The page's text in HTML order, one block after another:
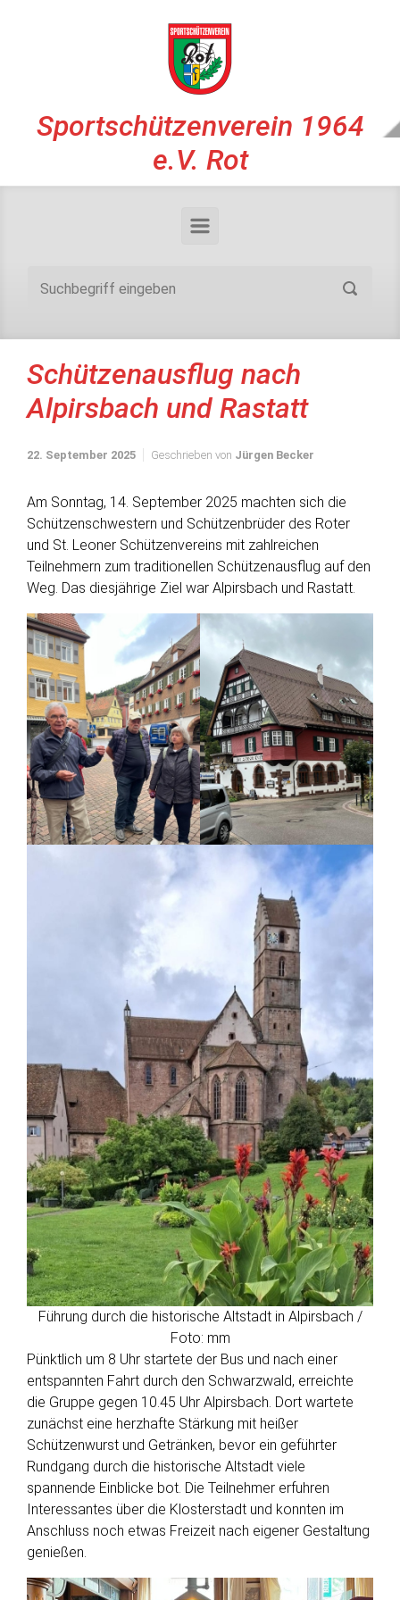
Zum Hauptinhalt springen
Sportschützenverein 1964
e.V. Rot
Schützenausflug nach
Alpirsbach und Rastatt
22. September 2025 Geschrieben von Jürgen Becker
Am Sonntag, 14. September 2025 machten sich die
Schützenschwestern und Schützenbrüder des Roter
und St. Leoner Schützenvereins mit zahlreichen
Teilnehmern zum traditionellen Schützenausflug auf den
Weg. Das diesjährige Ziel war Alpirsbach und Rastatt.
Führung durch die historische Altstadt in Alpirsbach /
Foto: mm
Pünktlich um 8 Uhr startete der Bus und nach einer
entspannten Fahrt durch den Schwarzwald, erreichte
die Gruppe gegen 10.45 Uhr Alpirsbach. Dort wartete
zunächst eine herzhafte Stärkung mit heißer
Schützenwurst und Getränken, bevor ein geführter
Rundgang durch die historische Altstadt viele
spannende Einblicke bot. Die Teilnehmer erfuhren
Interessantes über die Klosterstadt und konnten im
Anschluss noch etwas Freizeit nach eigener Gestaltung
genießen.